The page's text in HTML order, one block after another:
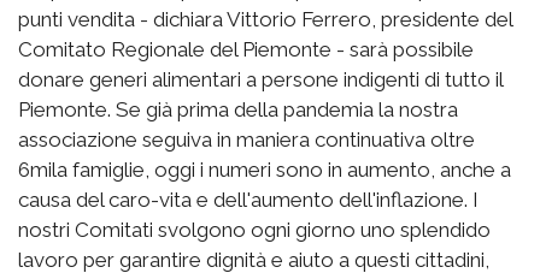
punti vendita - dichiara Vittorio Ferrero, presidente del
Comitato Regionale del Piemonte - sarà possibile
donare generi alimentari a persone indigenti di tutto il
Piemonte. Se già prima della pandemia la nostra
associazione seguiva in maniera continuativa oltre
6mila famiglie, oggi i numeri sono in aumento, anche a
causa del caro-vita e dell'aumento dell'inflazione. I
nostri Comitati svolgono ogni giorno uno splendido
lavoro per garantire dignità e aiuto a questi cittadini,